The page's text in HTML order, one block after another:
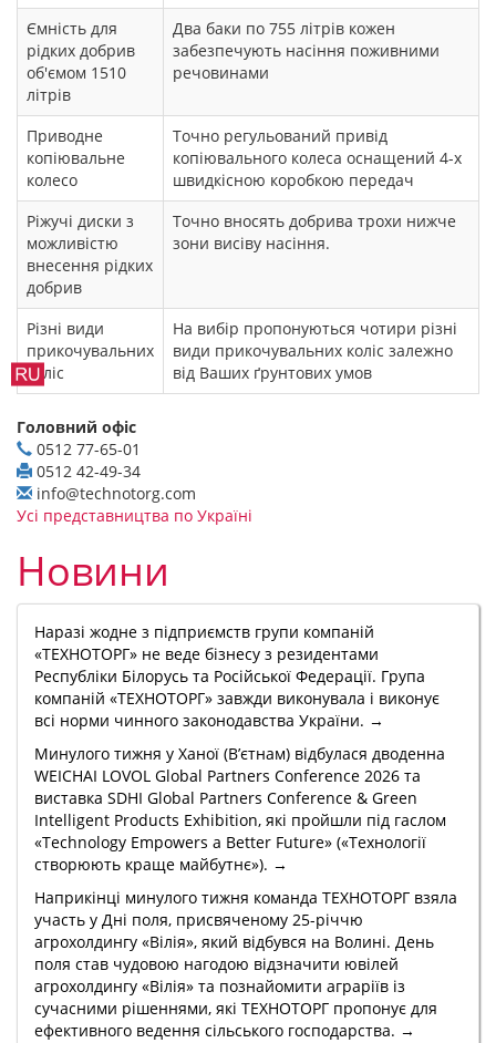
Ємність для
рідких добрив
об'ємом 1510
літрів
Два баки по 755 літрів кожен
забезпечують насіння поживними
речовинами
Приводне
копіювальне
колесо
Точно регульований привід
копіювального колеса оснащений 4-х
швидкісною коробкою передач
Ріжучі диски з
можливістю
внесення рідких
добрив
Точно вносять добрива трохи нижче
зони висіву насіння.
Різні види
прикочувальних
коліс
На вибір пропонуються чотири різні
види прикочувальних коліс залежно
від Ваших ґрунтових умов
Головний офіс
0512 77-65-01
0512 42-49-34
info@technotorg.com
Усі представництва по Україні
Новини
Наразі жодне з підприємств групи компаній
«ТЕХНОТОРГ» не веде бізнесу з резидентами
Республіки Білорусь та Російської Федерації. Група
компаній «ТЕХНОТОРГ» завжди виконувала і виконує
всі норми чинного законодавства України. →
Минулого тижня у Ханої (В’єтнам) відбулася дводенна
WEICHAI LOVOL Global Partners Conference 2026 та
виставка SDHI Global Partners Conference & Green
Intelligent Products Exhibition, які пройшли під гаслом
«Technology Empowers a Better Future» («Технології
створюють краще майбутнє»). →
Наприкінці минулого тижня команда ТЕХНОТОРГ взяла
участь у Дні поля, присвяченому 25-річчю
агрохолдингу «Вілія», який відбувся на Волині. День
поля став чудовою нагодою відзначити ювілей
агрохолдингу «Вілія» та познайомити аграріїв із
сучасними рішеннями, які ТЕХНОТОРГ пропонує для
ефективного ведення сільського господарства. →